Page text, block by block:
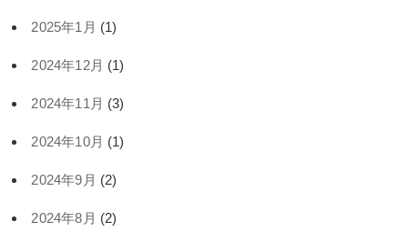
2025年1月 (1)
2024年12月 (1)
2024年11月 (3)
2024年10月 (1)
2024年9月 (2)
2024年8月 (2)